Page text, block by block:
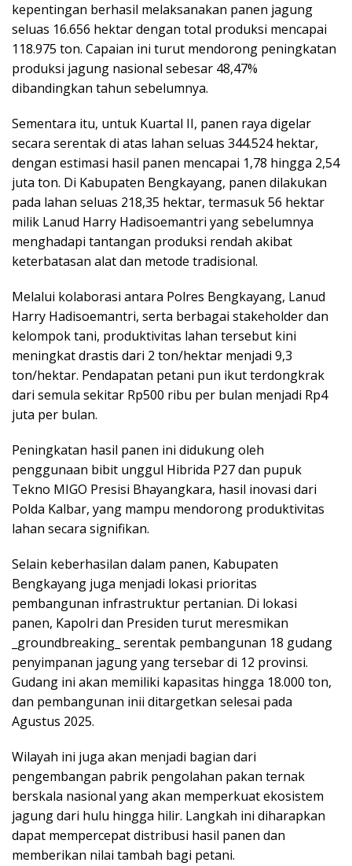
kepentingan berhasil melaksanakan panen jagung
seluas 16.656 hektar dengan total produksi mencapai
118.975 ton. Capaian ini turut mendorong peningkatan
produksi jagung nasional sebesar 48,47%
dibandingkan tahun sebelumnya.
Sementara itu, untuk Kuartal II, panen raya digelar
secara serentak di atas lahan seluas 344.524 hektar,
dengan estimasi hasil panen mencapai 1,78 hingga 2,54
juta ton. Di Kabupaten Bengkayang, panen dilakukan
pada lahan seluas 218,35 hektar, termasuk 56 hektar
milik Lanud Harry Hadisoemantri yang sebelumnya
menghadapi tantangan produksi rendah akibat
keterbatasan alat dan metode tradisional.
Melalui kolaborasi antara Polres Bengkayang, Lanud
Harry Hadisoemantri, serta berbagai stakeholder dan
kelompok tani, produktivitas lahan tersebut kini
meningkat drastis dari 2 ton/hektar menjadi 9,3
ton/hektar. Pendapatan petani pun ikut terdongkrak
dari semula sekitar Rp500 ribu per bulan menjadi Rp4
juta per bulan.
Peningkatan hasil panen ini didukung oleh
penggunaan bibit unggul Hibrida P27 dan pupuk
Tekno MIGO Presisi Bhayangkara, hasil inovasi dari
Polda Kalbar, yang mampu mendorong produktivitas
lahan secara signifikan.
Selain keberhasilan dalam panen, Kabupaten
Bengkayang juga menjadi lokasi prioritas
pembangunan infrastruktur pertanian. Di lokasi
panen, Kapolri dan Presiden turut meresmikan
_groundbreaking_ serentak pembangunan 18 gudang
penyimpanan jagung yang tersebar di 12 provinsi.
Gudang ini akan memiliki kapasitas hingga 18.000 ton,
dan pembangunan inii ditargetkan selesai pada
Agustus 2025.
Wilayah ini juga akan menjadi bagian dari
pengembangan pabrik pengolahan pakan ternak
berskala nasional yang akan memperkuat ekosistem
jagung dari hulu hingga hilir. Langkah ini diharapkan
dapat mempercepat distribusi hasil panen dan
memberikan nilai tambah bagi petani.